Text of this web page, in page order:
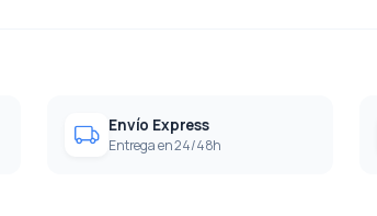
Envío Express
Entrega en 24/48h